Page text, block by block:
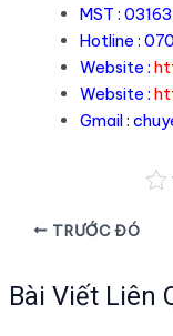
MST :
Hotline :
Website :
Website :
Gmail :
Điều
bài
viết
TRƯỚC ĐÓ
Bài Viết Liên